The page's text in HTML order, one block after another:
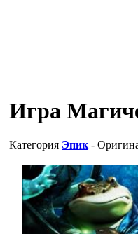
Игра
Категория Эпик -